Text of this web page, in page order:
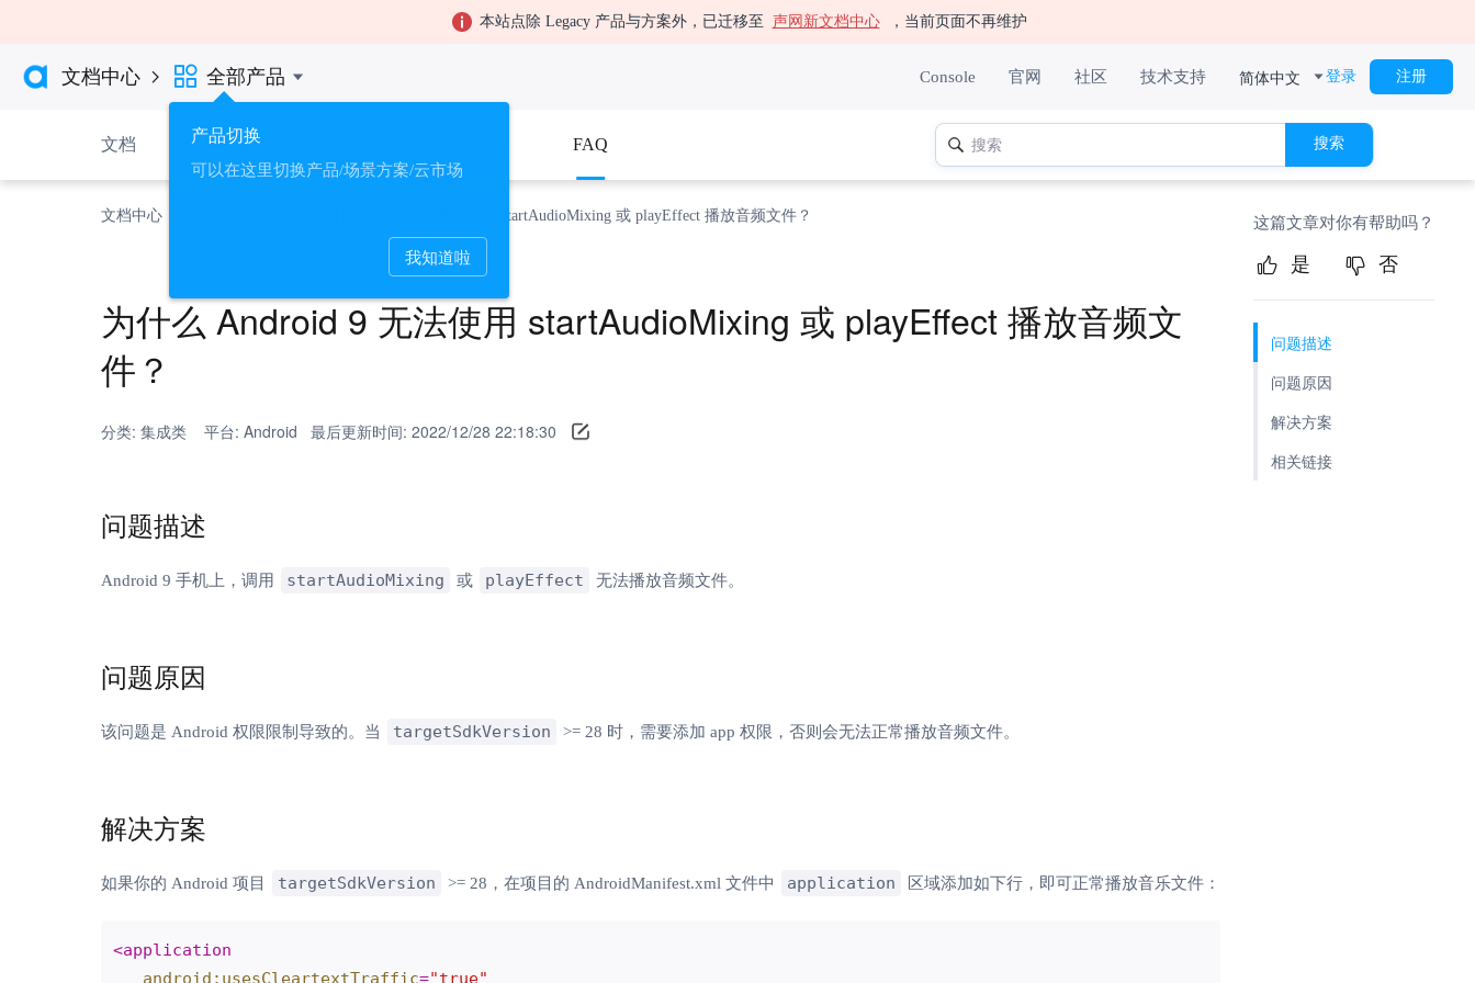
本站点除 Legacy 产品与方案外，已迁移至 声网新文档中心 ，当前页面不再维护
文档中心   全部产品
产品切换
可以在这里切换产品/场景方案/云市场
我知道啦
Console 官网 社区 技术支持 简体中文 登录 注册
文档 API 参考 FAQ 搜索
文档中心 为什么 Android 9 无法使用 startAudioMixing 或 playEffect 播放音频文件？
为什么 Android 9 无法使用 startAudioMixing 或 playEffect 播放音频文
件？
分类: 集成类 平台: Android 最后更新时间: 2022/12/28 22:18:30
问题描述
问题原因
解决方案
相关链接
问题描述
Android 9 手机上，调用 startAudioMixing 或 playEffect 无法播放音频文件。
问题原因
该问题是 Android 权限限制导致的。当 targetSdkVersion >= 28 时，需要添加 app 权限，否则会无法正常播放音频文件。
解决方案
如果你的 Android 项目 targetSdkVersion >= 28，在项目的 AndroidManifest.xml 文件中 application 区域添加如下行，即可正常播放音乐文件：
<application
android:usesCleartextTraffic="true"
这篇文章对你有帮助吗？
是 否